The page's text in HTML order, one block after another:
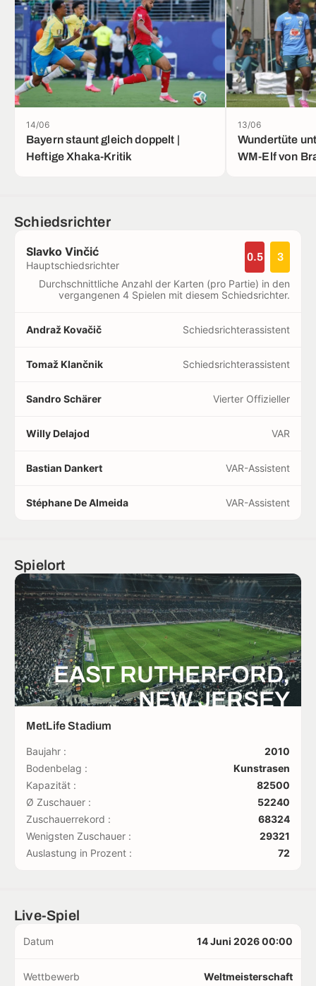
Bayern staunt gleich doppelt |
Heftige Xhaka-Kritik
14/06
Wundertüte
WM-Elf von
13/06
Schiedsrichter
Slavko Vinčić
Hauptschiedsrichter
0.5 3
Durchschnittliche Anzahl der Karten (pro Partie) in den
vergangenen 4 Spielen mit diesem Schiedsrichter.
Andraž Kovačič Schiedsrichterassistent
Tomaž Klančnik Schiedsrichterassistent
Sandro Schärer Vierter Offizieller
Willy Delajod VAR
Bastian Dankert VAR-Assistent
Stéphane De Almeida VAR-Assistent
Spielort
EAST RUTHERFORD,
NEW JERSEY
MetLife Stadium
Baujahr :
2010
Bodenbelag :
Kunstrasen
Kapazität :
82500
Ø Zuschauer :
52240
Zuschauerrekord :
68324
Wenigsten Zuschauer :
29321
Auslastung in Prozent :
72
Live-Spiel
Datum 14 Juni 2026 00:00
Wettbewerb Weltmeisterschaft